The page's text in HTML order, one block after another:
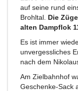
auf seine rund
Brohltal. Die
alten Dampflok
Es ist immer
unvergessliches
nach dem
Am Zielbahnhof
Geschenke-Sack